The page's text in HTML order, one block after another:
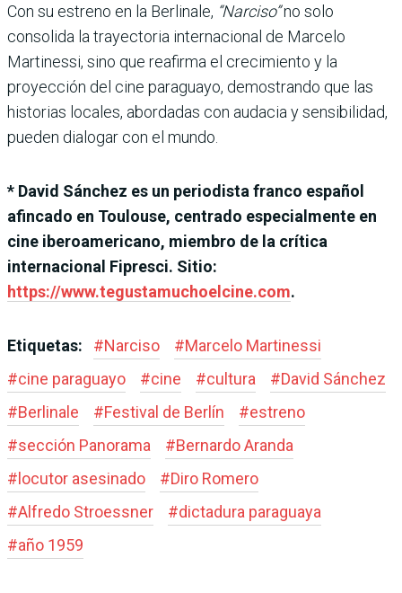
Con su estreno en la Berlinale, “Narciso”no solo
consolida la trayectoria internacional de Marcelo
Martinessi, sino que reafirma el crecimiento y la
proyección del cine paraguayo, demostrando que las
historias locales, abordadas con audacia y sensibilidad,
pueden dialogar con el mundo.
* David Sánchez es un periodista franco español
afincado en Toulouse, centrado especialmente en
cine iberoamericano, miembro de la crítica
internacional Fipresci. Sitio:
https://www.tegustamuchoelcine.com.
Etiquetas: #Narciso #Marcelo Martinessi
#cine paraguayo #cine #cultura #David Sánchez
#Berlinale #Festival de Berlín #estreno
#sección Panorama #Bernardo Aranda
#locutor asesinado #Diro Romero
#Alfredo Stroessner #dictadura paraguaya
#año 1959